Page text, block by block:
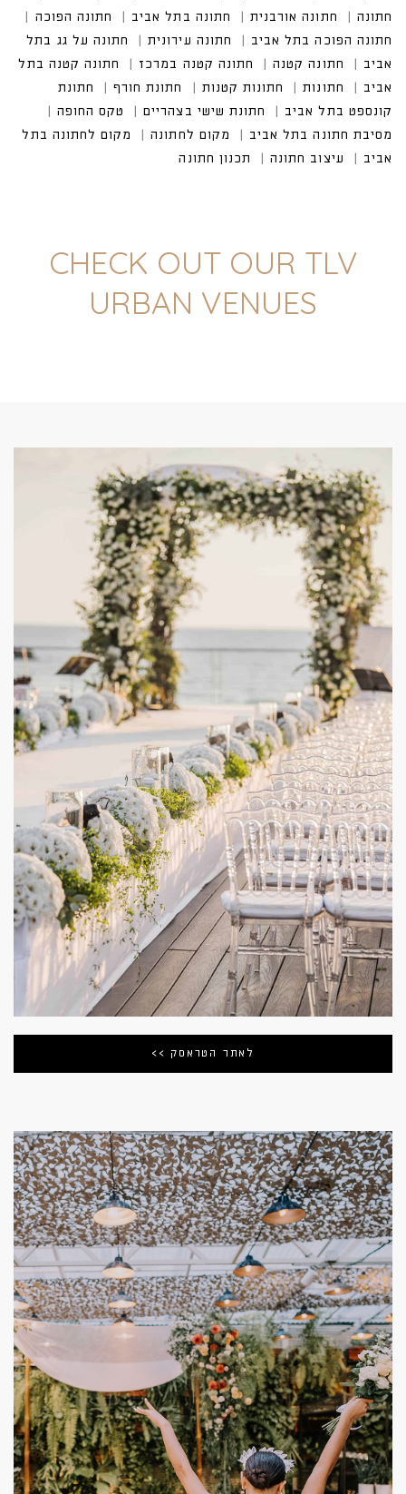
CHECK OUT OUR TLV
URBAN VENUES
לאתר הטראסק >>